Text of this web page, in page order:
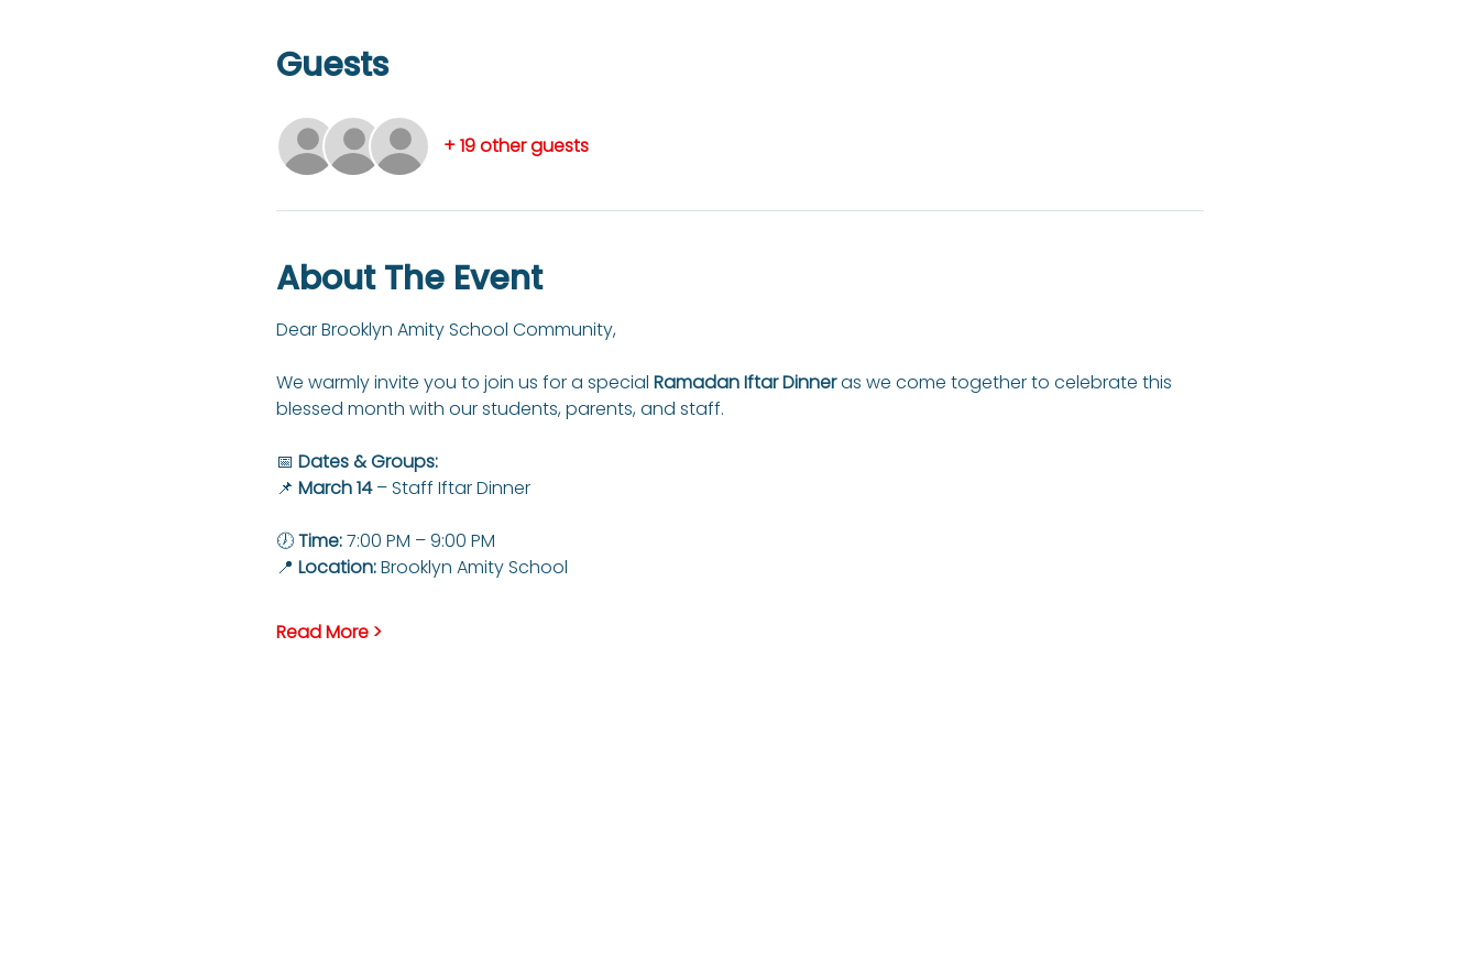
Guests
+ 19 other guests
About The Event
Dear Brooklyn Amity School Community,
We warmly invite you to join us for a special Ramadan Iftar Dinner as we come together to celebrate this
blessed month with our students, parents, and staff.
📅 Dates & Groups:
📌 March 14 – Staff Iftar Dinner
🕖 Time: 7:00 PM – 9:00 PM
📍 Location: Brooklyn Amity School
Read More >